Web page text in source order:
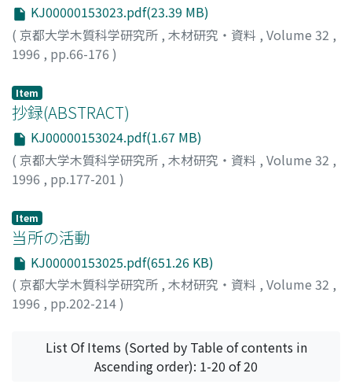
KJ00000153023.pdf(23.39 MB)
( 京都大学木質科学研究所 , 木材研究・資料 , Volume 32 ,
1996 , pp.66-176 )
Item
抄録(ABSTRACT)
KJ00000153024.pdf(1.67 MB)
( 京都大学木質科学研究所 , 木材研究・資料 , Volume 32 ,
1996 , pp.177-201 )
Item
当所の活動
KJ00000153025.pdf(651.26 KB)
( 京都大学木質科学研究所 , 木材研究・資料 , Volume 32 ,
1996 , pp.202-214)
List Of Items (Sorted by Table of contents in
Ascending order): 1-20 of 20